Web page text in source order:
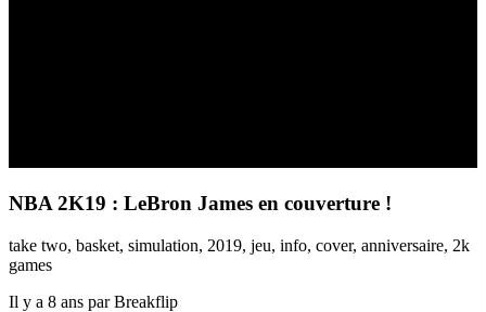
NBA 2K19 : LeBron James en couverture !
take two, basket, simulation, 2019, jeu, info, cover, anniversaire, 2k
games
Il y a 8 ans par Breakflip